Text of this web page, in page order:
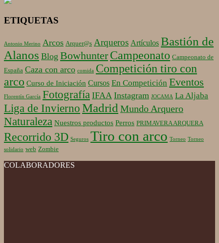
ETIQUETAS
Antonio Merino Arcos Arquer@s Arqueros Artículos Bastión de
Alanos Blog Bowhunter Campeonato Campeonato de
España Caza con arco comida Competición tiro con
arco Curso de Iniciación Cursos En Competición Eventos
Florentín García Fotografía IFAA Instagram JOCAMA La Aljaba
Liga de Invierno Madrid Mundo Arquero
Naturaleza Nuestros productos Perros PRIMAVERA ARQUERA
Recorrido 3D Seguros Tiro con arco Torneo Torneo
solidario web Zombie
COLABORADORES